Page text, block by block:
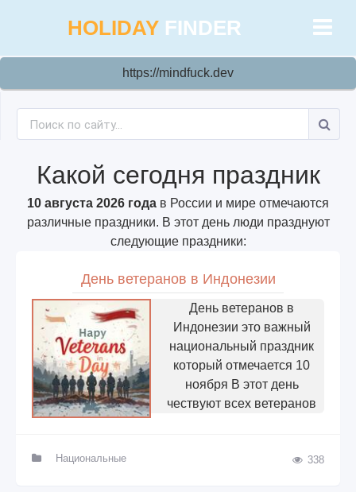
HOLIDAY FINDER
https://mindfuck.dev
Какой сегодня праздник
10 августа 2026 года в России и мире отмечаются
различные праздники. В этот день люди празднуют
следующие праздники:
День ветеранов в Индонезии
День ветеранов в
Индонезии это важный
национальный праздник
который отмечается 10
ноября В этот день
чествуют всех ветеранов
Национальные 338